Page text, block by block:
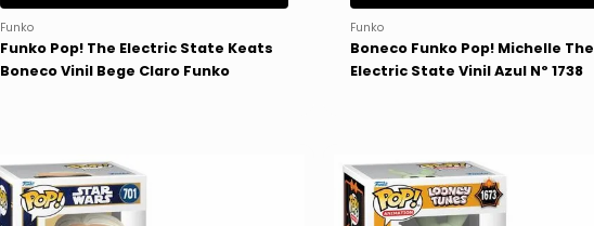
Funko
Funko Pop! The Electric State Keats
Boneco Vinil Bege Claro Funko
Funko
Boneco Funko Pop! Michelle The
Electric State Vinil Azul Nº 1738